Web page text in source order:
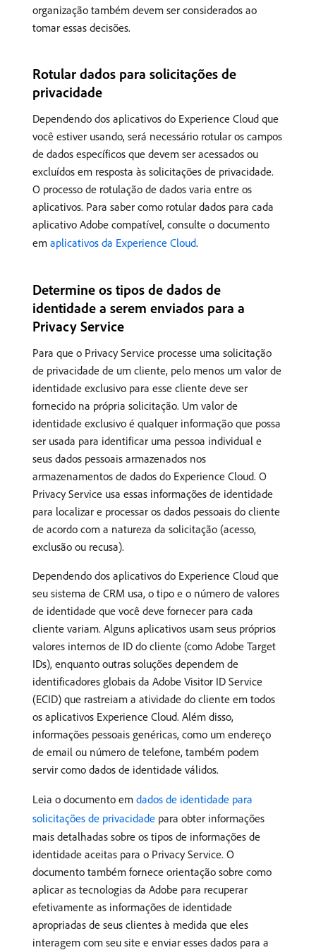
organização também devem ser considerados ao
tomar essas decisões.
Rotular dados para solicitações de
privacidade
Dependendo dos aplicativos do Experience Cloud que
você estiver usando, será necessário rotular os campos
de dados específicos que devem ser acessados ou
excluídos em resposta às solicitações de privacidade.
O processo de rotulação de dados varia entre os
aplicativos. Para saber como rotular dados para cada
aplicativo Adobe compatível, consulte o documento
em aplicativos da Experience Cloud.
Determine os tipos de dados de
identidade a serem enviados para a
Privacy Service
Para que o Privacy Service processe uma solicitação
de privacidade de um cliente, pelo menos um valor de
identidade exclusivo para esse cliente deve ser
fornecido na própria solicitação. Um valor de
identidade exclusivo é qualquer informação que possa
ser usada para identificar uma pessoa individual e
seus dados pessoais armazenados nos
armazenamentos de dados do Experience Cloud. O
Privacy Service usa essas informações de identidade
para localizar e processar os dados pessoais do cliente
de acordo com a natureza da solicitação (acesso,
exclusão ou recusa).
Dependendo dos aplicativos do Experience Cloud que
seu sistema de CRM usa, o tipo e o número de valores
de identidade que você deve fornecer para cada
cliente variam. Alguns aplicativos usam seus próprios
valores internos de ID do cliente (como Adobe Target
IDs), enquanto outras soluções dependem de
identificadores globais da Adobe Visitor ID Service
(ECID) que rastreiam a atividade do cliente em todos
os aplicativos Experience Cloud. Além disso,
informações pessoais genéricas, como um endereço
de email ou número de telefone, também podem
servir como dados de identidade válidos.
Leia o documento em dados de identidade para
solicitações de privacidade para obter informações
mais detalhadas sobre os tipos de informações de
identidade aceitas para o Privacy Service. O
documento também fornece orientação sobre como
aplicar as tecnologias da Adobe para recuperar
efetivamente as informações de identidade
apropriadas de seus clientes à medida que eles
interagem com seu site e enviar esses dados para a